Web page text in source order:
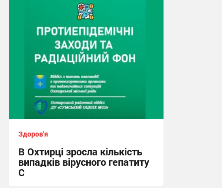
Здоров'я
В Охтирці зросла кількість
випадків вірусного гепатиту
С